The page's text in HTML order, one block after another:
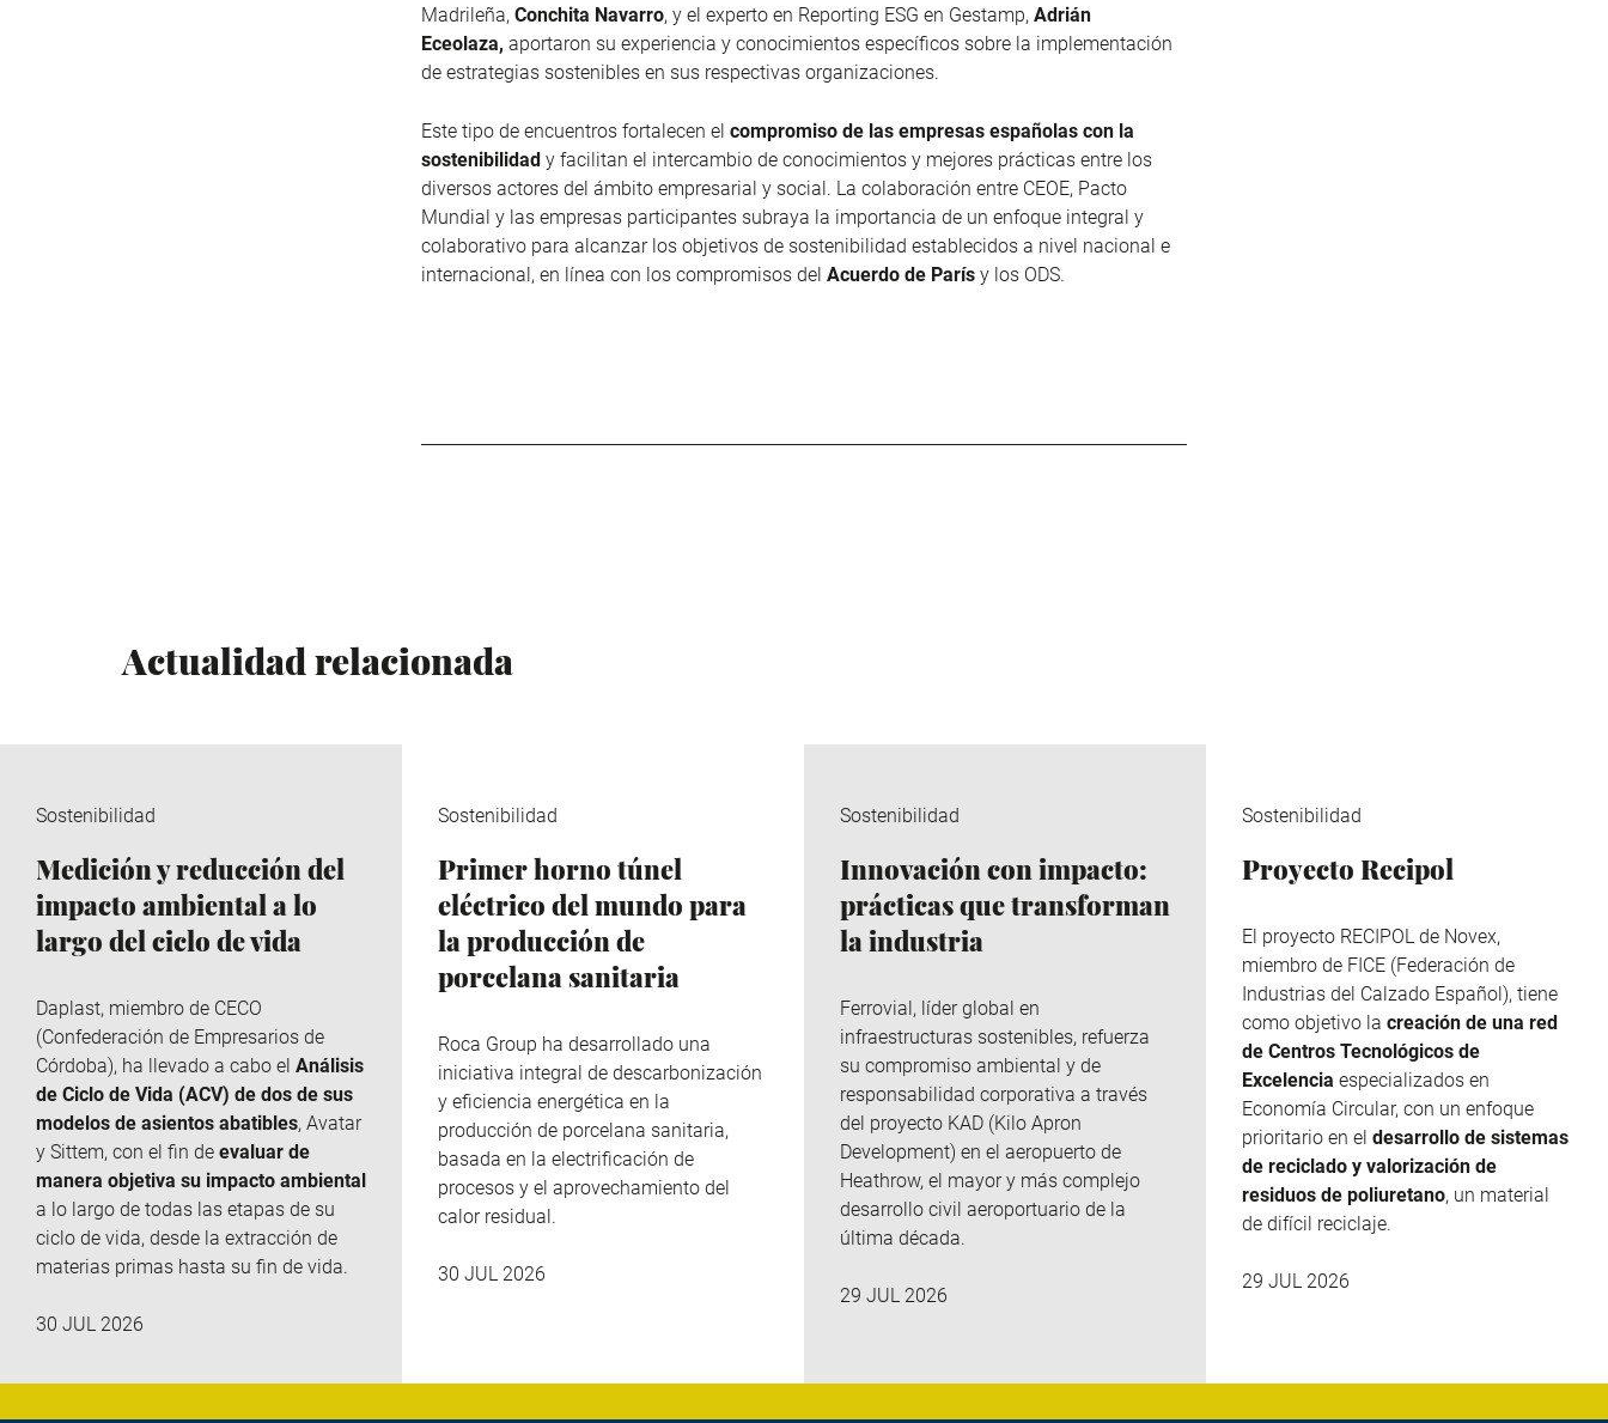
Madrileña, Conchita Navarro, y el experto en Reporting ESG en Gestamp, Adrián
Eceolaza, aportaron su experiencia y conocimientos específicos sobre la implementación
de estrategias sostenibles en sus respectivas organizaciones.
Este tipo de encuentros fortalecen el compromiso de las empresas españolas con la
sostenibilidad y facilitan el intercambio de conocimientos y mejores prácticas entre los
diversos actores del ámbito empresarial y social. La colaboración entre CEOE, Pacto
Mundial y las empresas participantes subraya la importancia de un enfoque integral y
colaborativo para alcanzar los objetivos de sostenibilidad establecidos a nivel nacional e
internacional, en línea con los compromisos del Acuerdo de París y los ODS.
Actualidad relacionada
Sostenibilidad
Medición y reducción del
impacto ambiental a lo
largo del ciclo de vida
Daplast, miembro de CECO
(Confederación de Empresarios de
Córdoba), ha llevado a cabo el Análisis
de Ciclo de Vida (ACV) de dos de sus
modelos de asientos abatibles, Avatar
y Sittem, con el fin de evaluar de
manera objetiva su impacto ambiental
a lo largo de todas las etapas de su
ciclo de vida, desde la extracción de
materias primas hasta su fin de vida.
30 JUL 2026
Sostenibilidad
Primer horno túnel
eléctrico del mundo para
la producción de
porcelana sanitaria
Roca Group ha desarrollado una
iniciativa integral de descarbonización
y eficiencia energética en la
producción de porcelana sanitaria,
basada en la electrificación de
procesos y el aprovechamiento del
calor residual.
30 JUL 2026
Sostenibilidad
Innovación con impacto:
prácticas que transforman
la industria
Ferrovial, líder global en
infraestructuras sostenibles, refuerza
su compromiso ambiental y de
responsabilidad corporativa a través
del proyecto KAD (Kilo Apron
Development) en el aeropuerto de
Heathrow, el mayor y más complejo
desarrollo civil aeroportuario de la
última década.
29 JUL 2026
Sostenibilidad
Proyecto Recipol
El proyecto RECIPOL de Novex,
miembro de FICE (Federación de
Industrias del Calzado Español), tiene
como objetivo la creación de una red
de Centros Tecnológicos de
Excelencia especializados en
Economía Circular, con un enfoque
prioritario en el desarrollo de sistemas
de reciclado y valorización de
residuos de poliuretano, un material
de difícil reciclaje.
29 JUL 2026